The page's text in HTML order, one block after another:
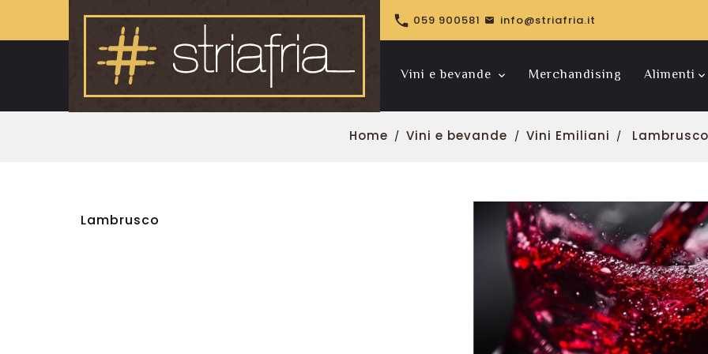
 059 900581 info@striafria.it
Vini e bevande Merchandising Alimenti
Home Vini e bevande Vini Emiliani Lambrusco
Lambrusco